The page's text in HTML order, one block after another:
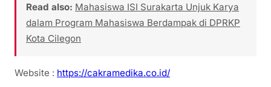
Read also: Mahasiswa ISI Surakarta Unjuk Karya
dalam Program Mahasiswa Berdampak di DPRKP
Kota Cilegon
Website : https://cakramedika.co.id/